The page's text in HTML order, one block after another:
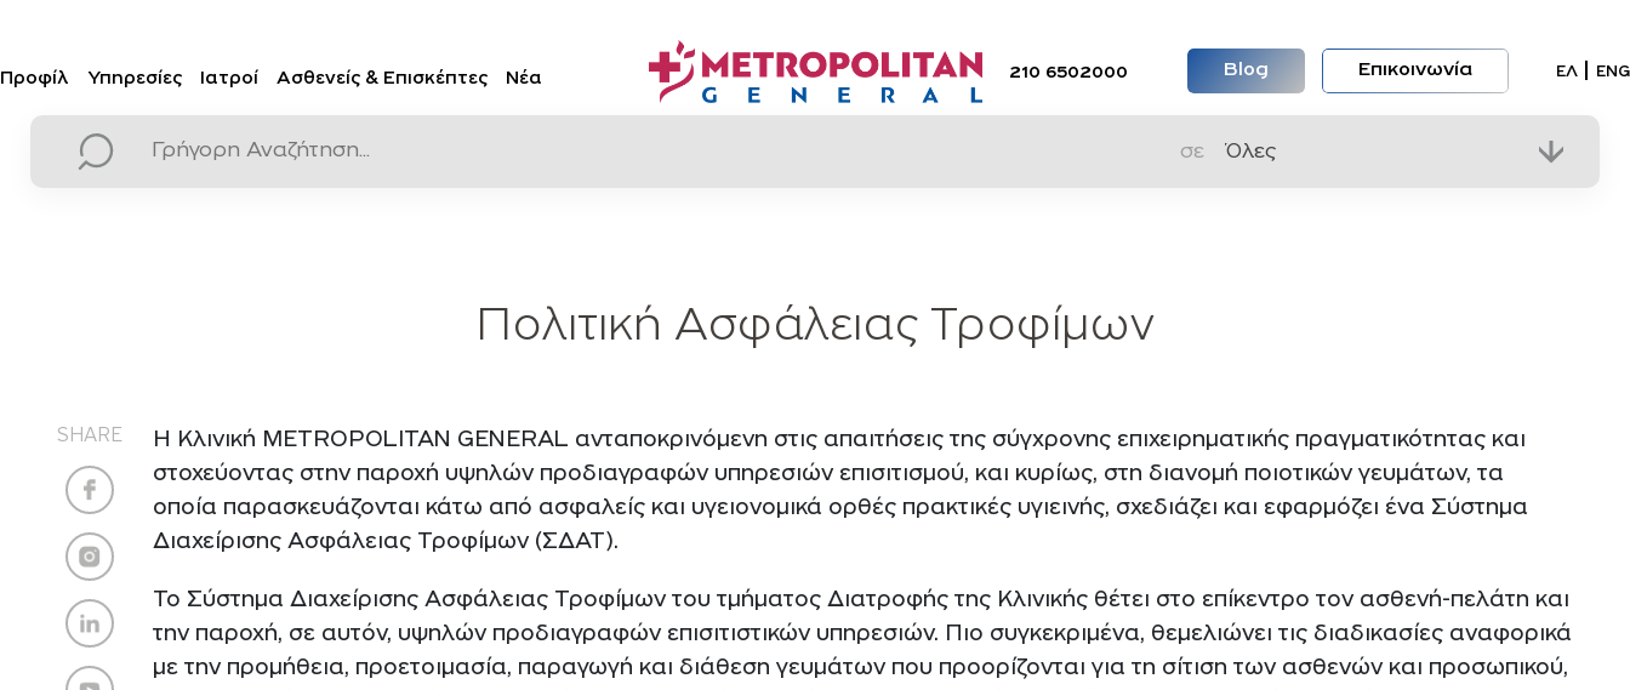
Προφίλ Υπηρεσίες Ιατροί Ασθενείς & Επισκέπτες Νέα 210 6502000 Blog Επικοινωνία ΕΛ ENG
σε
Πολιτική Ασφάλειας Τροφίμων
SHARE
Η Κλινική METROPOLITAN GENERAL ανταποκρινόμενη στις απαιτήσεις της σύγχρονης επιχειρηματικής πραγματικότητας και
στοχεύοντας στην παροχή υψηλών προδιαγραφών υπηρεσιών επισιτισμού, και κυρίως, στη διανομή ποιοτικών γευμάτων, τα
οποία παρασκευάζονται κάτω από ασφαλείς και υγειονομικά ορθές πρακτικές υγιεινής, σχεδιάζει και εφαρμόζει ένα Σύστημα
Διαχείρισης Ασφάλειας Τροφίμων (ΣΔΑΤ).
Το Σύστημα Διαχείρισης Ασφάλειας Τροφίμων του τμήματος Διατροφής της Κλινικής θέτει στο επίκεντρο τον ασθενή-πελάτη και
την παροχή, σε αυτόν, υψηλών προδιαγραφών επισιτιστικών υπηρεσιών. Πιο συγκεκριμένα, θεμελιώνει τις διαδικασίες αναφορικά
με την προμήθεια, προετοιμασία, παραγωγή και διάθεση γευμάτων που προορίζονται για τη σίτιση των ασθενών και προσωπικού,